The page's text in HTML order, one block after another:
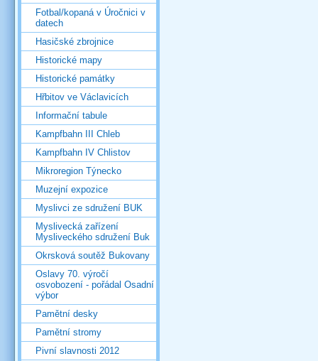
Fotbal/kopaná v Úročnici v
datech
Hasičské zbrojnice
Historické mapy
Historické památky
Hřbitov ve Václavicích
Informační tabule
Kampfbahn III Chleb
Kampfbahn IV Chlistov
Mikroregion Týnecko
Muzejní expozice
Myslivci ze sdružení BUK
Myslivecká zařízení
Mysliveckého sdružení Buk
Okrsková soutěž Bukovany
Oslavy 70. výročí
osvobození - pořádal Osadní
výbor
Pamětní desky
Pamětní stromy
Pivní slavnosti 2012